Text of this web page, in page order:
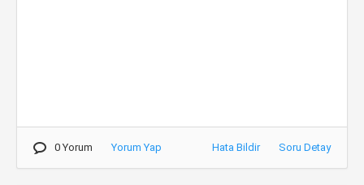
0 Yorum Yorum Yap Hata Bildir Soru Detay